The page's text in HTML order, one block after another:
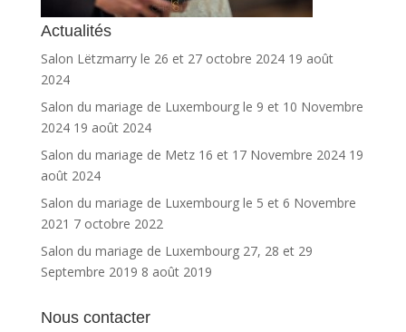
Actualités
Salon Lëtzmarry le 26 et 27 octobre 2024 19 août
2024
Salon du mariage de Luxembourg le 9 et 10 Novembre
2024 19 août 2024
Salon du mariage de Metz 16 et 17 Novembre 2024 19
août 2024
Salon du mariage de Luxembourg le 5 et 6 Novembre
2021 7 octobre 2022
Salon du mariage de Luxembourg 27, 28 et 29
Septembre 2019 8 août 2019
Nous contacter